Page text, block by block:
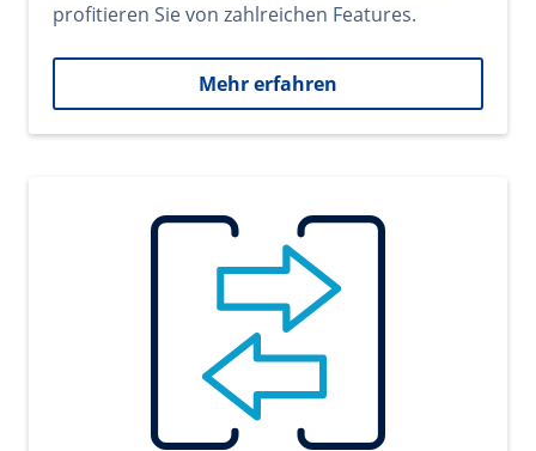
profitieren Sie von zahlreichen Features.
Mehr erfahren